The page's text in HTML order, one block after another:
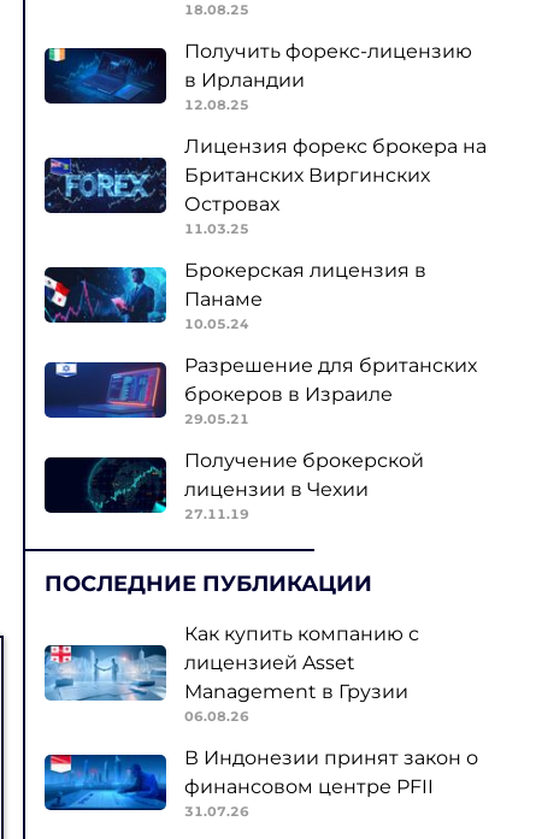
18.08.25
Получить форекс-лицензию
в Ирландии
12.08.25
Лицензия форекс брокера на
Британских Виргинских
Островах
11.03.25
Брокерская лицензия в
Панаме
10.05.24
Разрешение для британских
брокеров в Израиле
29.05.21
Получение брокерской
лицензии в Чехии
27.11.19
ПОСЛЕДНИЕ ПУБЛИКАЦИИ
Как купить компанию с
лицензией Asset
Management в Грузии
06.08.26
В Индонезии принят закон о
финансовом центре PFII
31.07.26